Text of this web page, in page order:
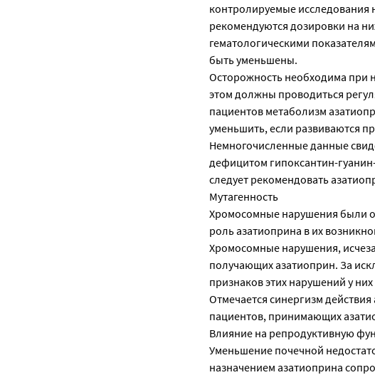
контролируемые
рекомендуются дозировки на
гематологическими
быть уменьшены.
Осторожность необходима при
этом должны проводиться
пациентов метаболизм
уменьшить, если развиваются
Немногочисленные данные
дефицитом гипоксантин-
следует рекомендовать
Мутагенность
Хромосомные нарушения были
роль азатиоприна в их
Хромосомные нарушения,
получающих азатиоприн. За
признаков этих нарушений у
Отмечается синергизм
пациентов, принимающих
Влияние на репродуктивную
Уменьшение почечной
назначением азатиоприна